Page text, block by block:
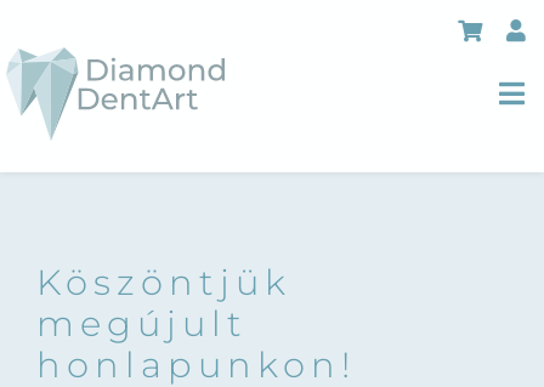
Akció
Köszöntjük
megújult
honlapunkon!